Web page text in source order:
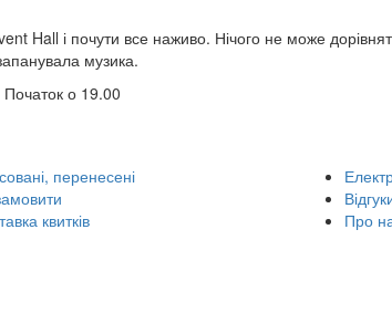
Hall і почути все наживо. Нічого не може
музика.
о 19.00
перенесені
квитків
Про